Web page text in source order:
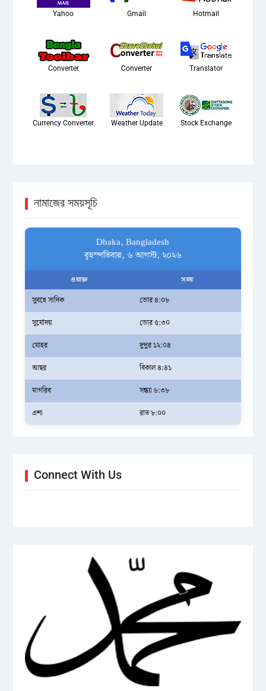
Yahoo Gmail Hotmail
Converter Converter Translator
Currency Converter Weather Update Stock Exchange
নামাজের সময়সূচি
Dhaka, Bangladesh
বৃহস্পতিবার, ৬ আগস্ট, ২০২৬
ওয়াক্ত সময়
সুবহে সাদিক
ভোর ৪:০৮
সূর্যোদয়
ভোর ৫:৩০
যোহর
দুপুর ১২:০৪
আছর
বিকাল ৪:৪১
মাগরিব
সন্ধ্যা ৬:৩৮
এশা
রাত ৮:০০
Connect With Us